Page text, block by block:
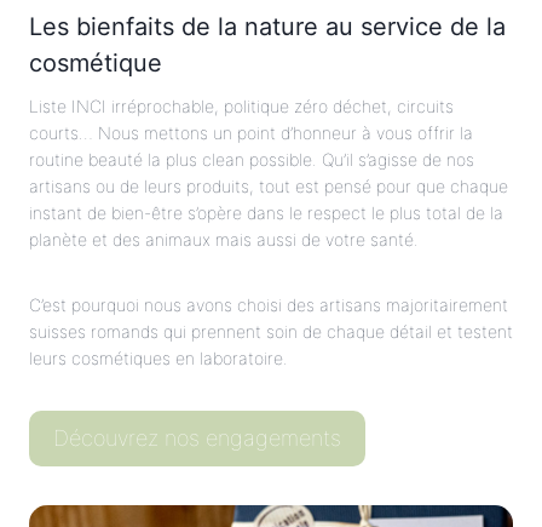
Les bienfaits de la nature au service de la
cosmétique
Liste INCI irréprochable, politique zéro déchet, circuits
courts… Nous mettons un point d’honneur à vous offrir la
routine beauté la plus clean possible. Qu’il s’agisse de nos
artisans ou de leurs produits, tout est pensé pour que chaque
instant de bien-être s’opère dans le respect le plus total de la
planète et des animaux mais aussi de votre santé.
C’est pourquoi nous avons choisi des artisans majoritairement
suisses romands qui prennent soin de chaque détail et testent
leurs cosmétiques en laboratoire.
Découvrez nos engagements